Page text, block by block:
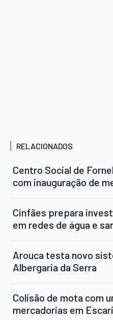
RELACIONADOS
Centro Social de
com inauguração de
Cinfães prepara
em redes de água e
Arouca testa novo
Albergaria da Serra
Colisão de mota com
mercadorias em